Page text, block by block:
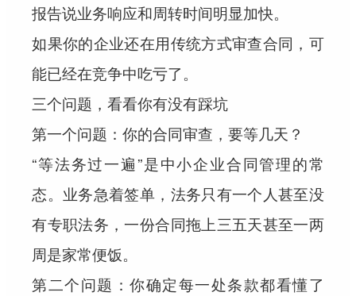
报告说业务响应和周转时间明显加快。
如果你的企业还在用传统方式审查合同，可
能已经在竞争中吃亏了。
三个问题，看看你有没有踩坑
第一个问题：你的合同审查，要等几天？
“等法务过一遍”是中小企业合同管理的常
态。业务急着签单，法务只有一个人甚至没
有专职法务，一份合同拖上三五天甚至一两
周是家常便饭。
第二个问题：你确定每一处条款都看懂了